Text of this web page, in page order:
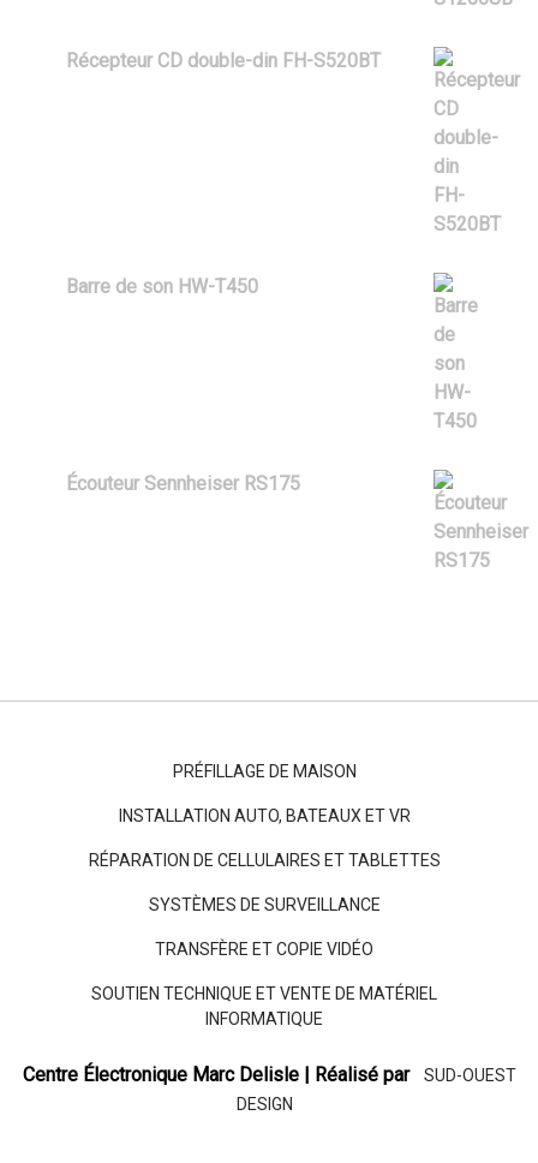
Récepteur CD double-din FH-S520BT
Barre de son HW-T450
Écouteur Sennheiser RS175
PRÉFILLAGE DE MAISON
INSTALLATION AUTO, BATEAUX ET VR
RÉPARATION DE CELLULAIRES ET TABLETTES
SYSTÈMES DE SURVEILLANCE
TRANSFÈRE ET COPIE VIDÉO
SOUTIEN TECHNIQUE ET VENTE DE MATÉRIEL
INFORMATIQUE
Centre Électronique Marc Delisle | Réalisé par
SUD-OUEST
DESIGN